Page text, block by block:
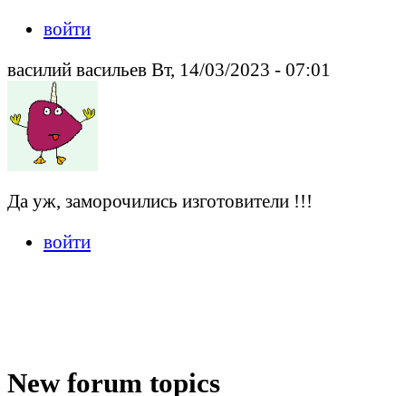
войти
василий васильев Вт, 14/03/2023 - 07:01
Да уж, заморочились изготовители !!!
войти
New forum topics